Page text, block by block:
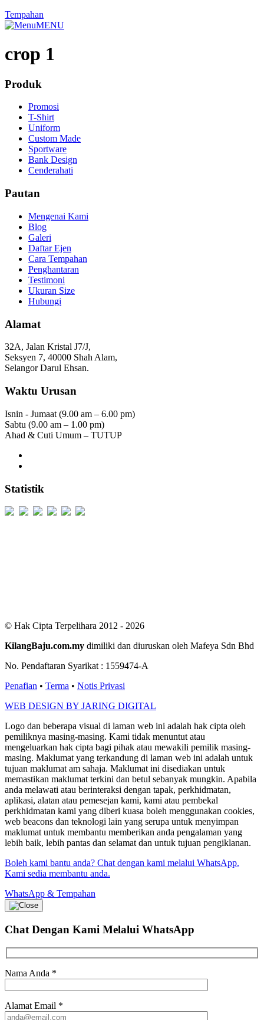
Tempahan
MENU
crop 1
Produk
Promosi
T-Shirt
Uniform
Custom Made
Sportware
Bank Design
Cenderahati
Pautan
Mengenai Kami
Blog
Galeri
Daftar Ejen
Cara Tempahan
Penghantaran
Testimoni
Ukuran Size
Hubungi
Alamat
32A, Jalan Kristal J7/J,
Seksyen 7, 40000 Shah Alam,
Selangor Darul Ehsan.
Waktu Urusan
Isnin - Jumaat (9.00 am – 6.00 pm)
Sabtu (9.00 am – 1.00 pm)
Ahad & Cuti Umum – TUTUP
Statistik
© Hak Cipta Terpelihara 2012 - 2026
KilangBaju.com.my dimiliki dan diuruskan oleh Mafeya Sdn Bhd
No. Pendaftaran Syarikat : 1559474-A
Penafian • Terma • Notis Privasi
WEB DESIGN BY JARING DIGITAL
Logo dan beberapa visual di laman web ini adalah hak cipta oleh
pemiliknya masing-masing. Kami tidak menuntut atau
mengeluarkan hak cipta bagi pihak atau mewakili pemilik masing-
masing. Maklumat yang terkandung di laman web ini adalah untuk
tujuan maklumat am sahaja. Maklumat ini disediakan untuk
memastikan maklumat terkini dan betul sebanyak mungkin. Apabila
anda melawati atau berinteraksi dengan tapak, perkhidmatan,
aplikasi, alatan atau pemesejan kami, kami atau pembekal
perkhidmatan kami yang diberi kuasa boleh menggunakan cookies,
web beacons dan teknologi lain yang serupa untuk menyimpan
maklumat untuk membantu memberikan anda pengalaman yang
lebih baik, lebih pantas dan selamat dan untuk tujuan pengiklanan.
Boleh kami bantu anda? Chat dengan kami melalui WhatsApp.
Kami sedia membantu anda.
WhatsApp & Tempahan
Chat Dengan Kami Melalui WhatsApp
Nama Anda *
Alamat Email *